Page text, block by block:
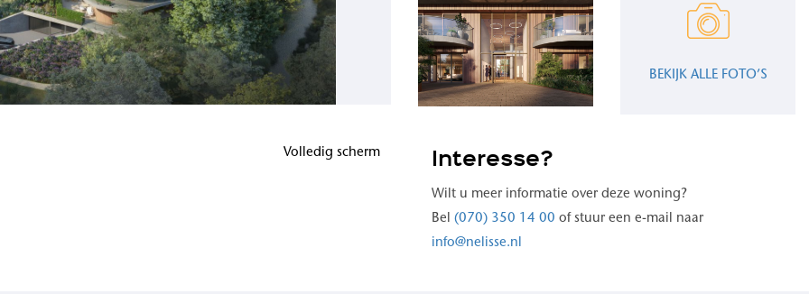
Volledig scherm
BEKIJK ALLE FOTO’S
Interesse?
Wilt u meer informatie over deze woning?
Bel (070) 350 14 00 of stuur een e-mail naar
info@nelisse.nl